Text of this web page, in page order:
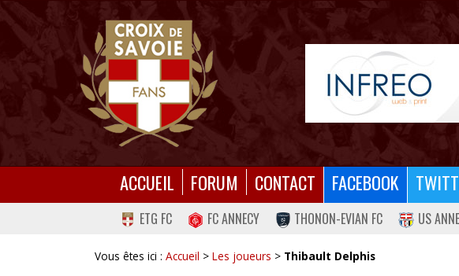
ACCUEIL FORUM CONTACT FACEBOOK
ETG FC FC ANNECY THONON-EVIAN FC US
Vous êtes ici : Accueil > Les joueurs > Thibault Delphis